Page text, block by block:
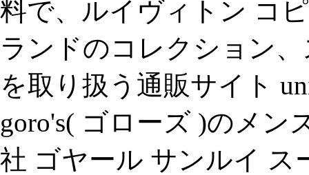
料で、ルイヴィトン コ
ランドのコレクション
を取り扱う通販サイト
goro's( ゴローズ )のメン
社 ゴヤール サンルイ ス